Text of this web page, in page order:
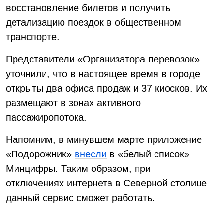
восстановление билетов и получить
детализацию поездок в общественном
транспорте.
Представители «Организатора перевозок»
уточнили, что в настоящее время в городе
открыты два офиса продаж и 37 киосков. Их
размещают в зонах активного
пассажиропотока.
Напомним, в минувшем марте приложение
«Подорожник» внесли в «белый список»
Минцифры. Таким образом, при
отключениях интернета в Северной столице
данный сервис сможет работать.